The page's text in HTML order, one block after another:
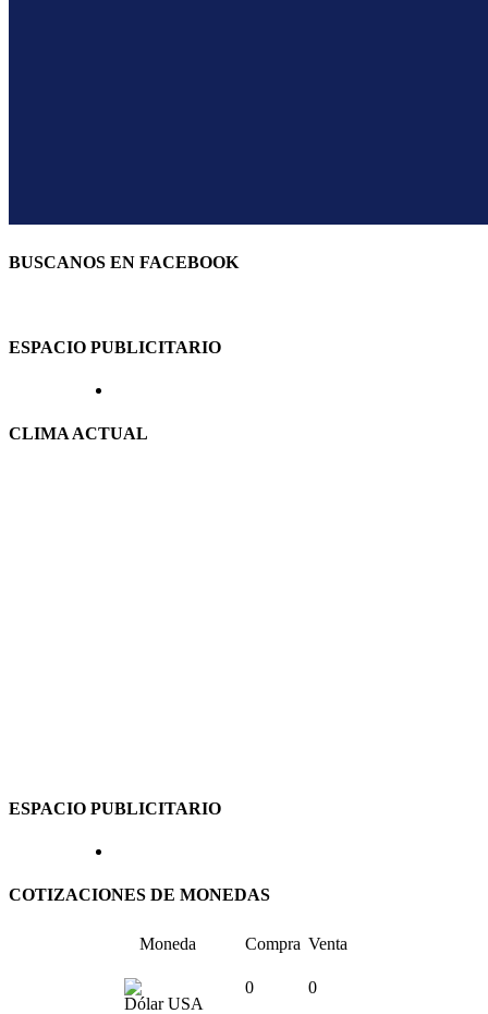
BUSCANOS EN FACEBOOK
ESPACIO PUBLICITARIO
CLIMA ACTUAL
ESPACIO PUBLICITARIO
COTIZACIONES DE MONEDAS
Moneda Compra Venta
Dólar USA
0 0